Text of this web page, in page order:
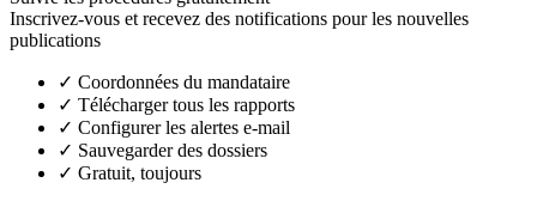
Inscrivez-vous et recevez des notifications pour les nouvelles
publications
✓ Coordonnées du mandataire
✓ Télécharger tous les rapports
✓ Configurer les alertes e-mail
✓ Sauvegarder des dossiers
✓ Gratuit, toujours